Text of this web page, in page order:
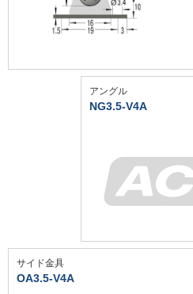
アングル
NG3.5-V4A
サイド金具
OA3.5-V4A